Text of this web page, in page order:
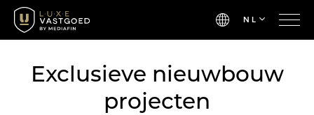
NL
Exclusieve nieuwbouw
projecten